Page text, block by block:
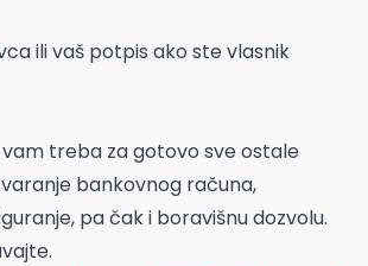
ili vaš potpis ako ste vlasnik
treba za gotovo sve ostale
bankovnog računa,
pa čak i boravišnu dozvolu.